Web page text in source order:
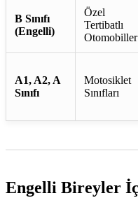
B Sınıfı
(Engelli)
Özel
Tertibatlı
Otomobiller
A1, A2, A
Sınıfı
Motosiklet
Sınıfları
Engelli Bireyler